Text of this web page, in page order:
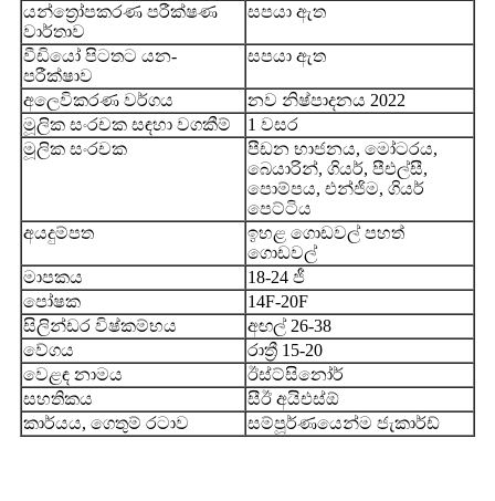
යන්ත්‍රෝපකරණ පරීක්ෂණ
වාර්තාව
සපයා ඇත
වීඩියෝ පිටතට යන-
පරීක්ෂාව
සපයා ඇත
අලෙවිකරණ වර්ගය
නව නිෂ්පාදනය 2022
මූලික සංරචක සඳහා වගකීම්
1 වසර
මූලික සංරචක
පීඩන භාජනය, මෝටරය,
බෙයාරින්, ගියර්, පීඑල්සී,
පොම්පය, එන්ජිම, ගියර්
පෙට්ටිය
අයදුම්පත
ඉහළ ගොඩවල් පහත්
ගොඩවල්
මාපකය
18-24 ජී
පෝෂක
14F-20F
සිලින්ඩර විෂ්කම්භය
අඟල් 26-38
වේගය
රාත්‍රී 15-20
වෙළඳ නාමය
ඊස්ට්සිනෝර්
සහතිකය
සීඊ අයිඑස්ඕ
කාර්යය, ගෙතුම් රටාව
සම්පූර්ණයෙන්ම ජැකාර්ඩ්